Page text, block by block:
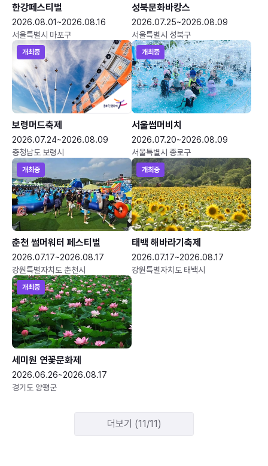
한강페스티벌
2026.08.01~2026.08.16
서울특별시 마포구
성북문화바캉스
2026.07.25~2026.08.09
서울특별시 성북구
개최중
보령머드축제
2026.07.24~2026.08.09
충청남도 보령시
개최중
서울썸머비치
2026.07.20~2026.08.09
서울특별시 종로구
개최중
춘천 썸머워터 페스티벌
2026.07.17~2026.08.17
강원특별자치도 춘천시
개최중
태백 해바라기축제
2026.07.17~2026.08.17
강원특별자치도 태백시
개최중
세미원 연꽃문화제
2026.06.26~2026.08.17
경기도 양평군
더보기 (11/11)